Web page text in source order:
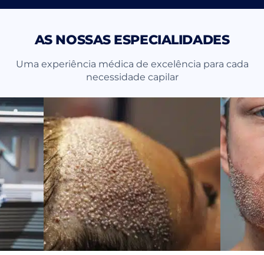
AS NOSSAS ESPECIALIDADES
Uma experiência médica de excelência para cada
necessidade capilar